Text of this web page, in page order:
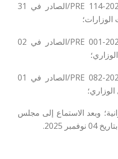
/PRE
الصادر في 31
/PRE
الصادر في 02
/PRE
الصادر في 01
وبعد الاستماع إلى مجلس
2025
.